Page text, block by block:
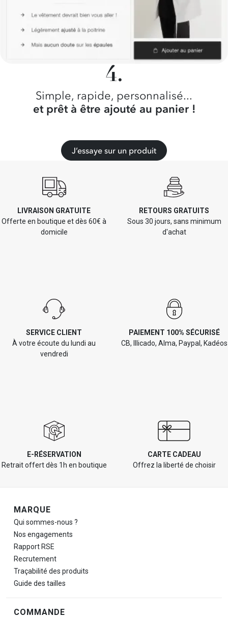
Simple, rapide, personnalisé...
et prêt à être ajouté au panier !
J’essaye sur un produit
LIVRAISON GRATUITE
Offerte en boutique et dès 60€ à
domicile
RETOURS GRATUITS
Sous 30 jours, sans minimum
d'achat
SERVICE CLIENT
À votre écoute du lundi au
vendredi
PAIEMENT 100% SÉCURISÉ
CB, Illicado, Alma, Paypal, Kadéos
E-RÉSERVATION
Retrait offert dès 1h en boutique
CARTE CADEAU
Offrez la liberté de choisir
Navigation de pied de page
MARQUE
Qui sommes-nous ?
Nos engagements
Rapport RSE
Recrutement
Traçabilité des produits
Guide des tailles
COMMANDE